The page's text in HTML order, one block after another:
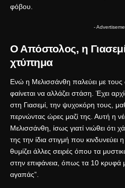
φόβου.
-
Ο Απόστολος, η Γιασεμί
χτύπημα
Ενώ η Μελισσάνθη παλεύει με
φαίνεται να αλλάζει στάση. Έχει
στη Γιασεμί, την ψυχοκόρη τους,
περνώντας ώρες μαζί της. Αυτή η
Μελισσάνθη, ίσως γιατί νιώθει ότι
της την ίδια στιγμή που
θυμίζει άλλες σειρές όπου τα
στην επιφάνεια, όπως τα 10 κρυφά
αγαπάς”.